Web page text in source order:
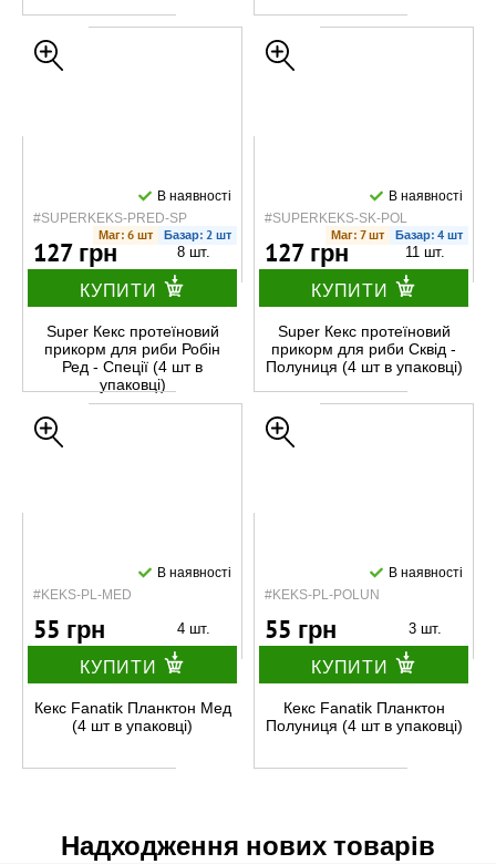
#SUPERKEKS-PRED-SP
В наявності
Маг: 6 шт Базар: 2 шт
127 грн 8 шт.
КУПИТИ
Super Кекс протеїновий
прикорм для риби Робін
Ред - Спеції (4 шт в
упаковці)
#SUPERKEKS-SK-POL
В наявності
Маг: 7 шт Базар: 4 шт
127 грн 11 шт.
КУПИТИ
Super Кекс протеїновий
прикорм для риби Сквід -
Полуниця (4 шт в упаковці)
#KEKS-PL-MED
В наявності
55 грн 4 шт.
КУПИТИ
Кекс Fanatik Планктон Мед
(4 шт в упаковці)
#KEKS-PL-POLUN
В наявності
55 грн 3 шт.
КУПИТИ
Кекс Fanatik Планктон
Полуниця (4 шт в упаковці)
Надходження нових товарів